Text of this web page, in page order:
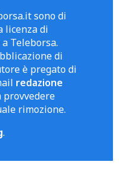
sono di
licenza di
Teleborsa.
di
è pregato di
redazione
provvedere
rimozione.
.